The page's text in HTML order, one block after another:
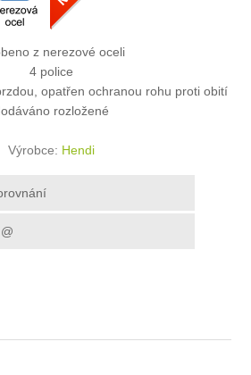
z nerezové oceli
4 police
opatřen ochranou rohu proti obití
rozložené
Výrobce: Hendi